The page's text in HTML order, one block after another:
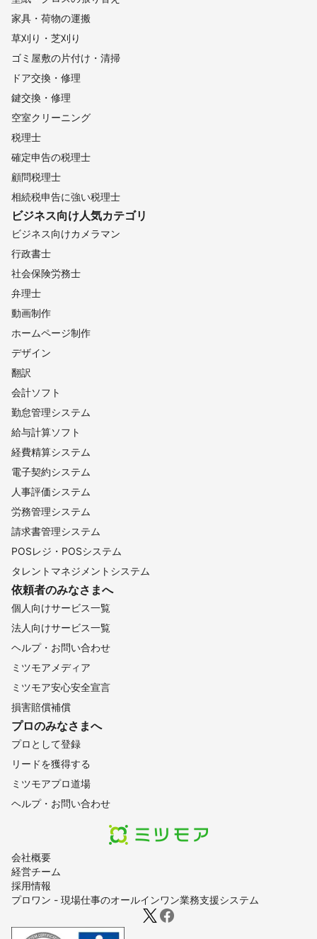
会社概要
経営チーム
採用情報
プロワン - 現場仕事のオールインワン業務支援システム
家具・荷物の運搬
草刈り・芝刈り
ゴミ屋敷の片付け・清掃
ドア交換・修理
鍵交換・修理
空室クリーニング
税理士
確定申告の税理士
顧問税理士
相続税申告に強い税理士
ビジネス向け人気カテゴリ
ビジネス向けカメラマン
行政書士
社会保険労務士
弁理士
動画制作
ホームページ制作
デザイン
翻訳
会計ソフト
勤怠管理システム
給与計算ソフト
経費精算システム
電子契約システム
人事評価システム
労務管理システム
請求書管理システム
POSレジ・POSシステム
タレントマネジメントシステム
依頼者のみなさまへ
個人向けサービス一覧
法人向けサービス一覧
ヘルプ・お問い合わせ
ミツモアメディア
ミツモア安心安全宣言
損害賠償補償
プロのみなさまへ
プロとして登録
リードを獲得する
ミツモアプロ道場
ヘルプ・お問い合わせ